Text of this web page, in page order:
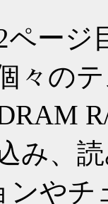
ページ
々の
み、
ンや